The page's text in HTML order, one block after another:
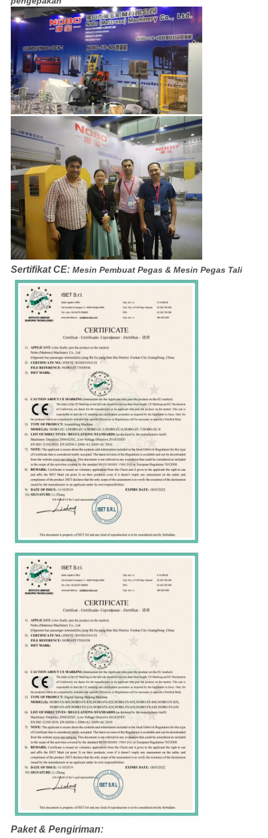
Sertifikat CE: Mesin Pembuat Pegas & Mesin Pegas Tali
Paket & Pengiriman: